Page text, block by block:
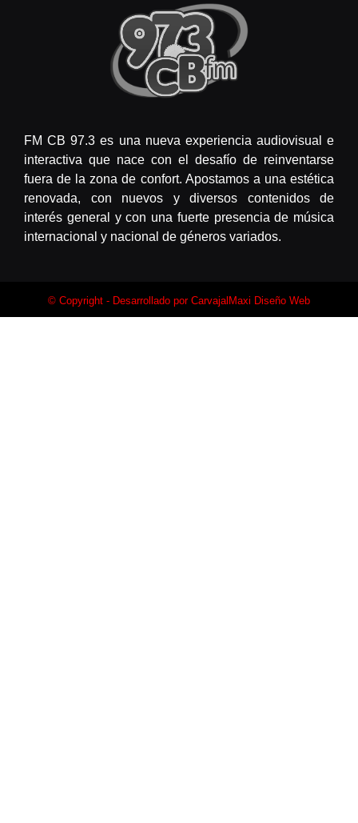
FM CB 97.3 es una nueva experiencia audiovisual e
interactiva que nace con el desafío de reinventarse
fuera de la zona de confort. Apostamos a una estética
renovada, con nuevos y diversos contenidos de
interés general y con una fuerte presencia de música
internacional y nacional de géneros variados.
© Copyright - Desarrollado por CarvajalMaxi Diseño Web